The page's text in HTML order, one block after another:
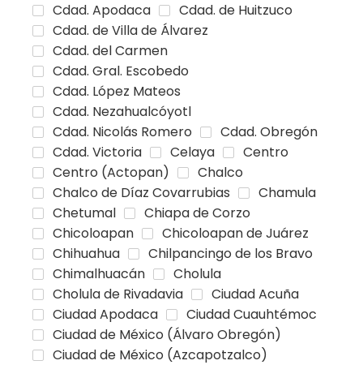
Cdad. Apodaca
Cdad. de Huitzuco
Cdad. de Villa de Álvarez
Cdad. del Carmen
Cdad. Gral. Escobedo
Cdad. López Mateos
Cdad. Nezahualcóyotl
Cdad. Nicolás Romero
Cdad. Obregón
Cdad. Victoria
Celaya
Centro
Centro (Actopan)
Chalco
Chalco de Díaz Covarrubias
Chamula
Chetumal
Chiapa de Corzo
Chicoloapan
Chicoloapan de Juárez
Chihuahua
Chilpancingo de los Bravo
Chimalhuacán
Cholula
Cholula de Rivadavia
Ciudad Acuña
Ciudad Apodaca
Ciudad Cuauhtémoc
Ciudad de México (Álvaro Obregón)
Ciudad de México (Azcapotzalco)